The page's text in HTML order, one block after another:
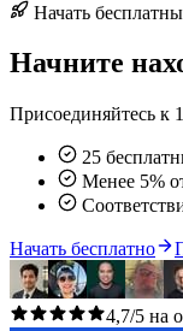
Начать
Начните
Присоединяйтесь к
25
Менее 5%
Начать бесплатно
4,7/5 на